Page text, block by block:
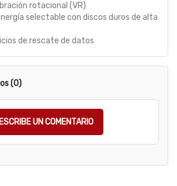
rotacional (VR)
selectable con discos duros de alta
de rescate de datos
(0)
ESCRIBE UN COMENTARIO